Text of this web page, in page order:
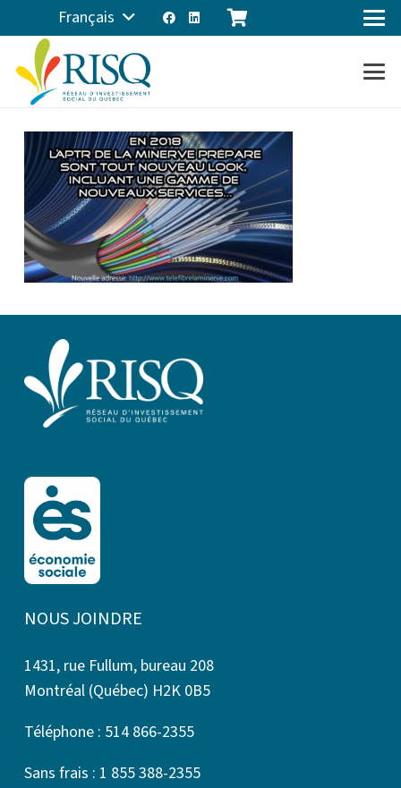
Français
NOUS JOINDRE
1431, rue Fullum, bureau 208
Montréal (Québec) H2K 0B5
Téléphone : 514 866-2355
Sans frais : 1 855 388-2355